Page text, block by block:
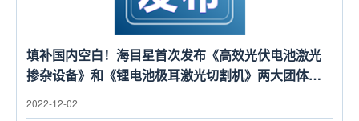
填补国内空白！海目星首次发布《高效光伏电池激光
掺杂设备》和《锂电池极耳激光切割机》两大团体标
2022-12-02